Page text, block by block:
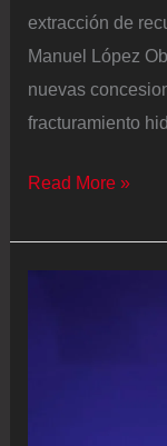
extracción de
Manuel López
nuevas
fracturamiento
México
un
Read More »